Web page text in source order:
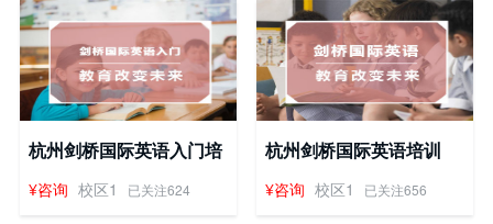
杭州剑桥国际英语入门培
训
¥咨询 校区1 已关注624
杭州剑桥国际英语培训
¥咨询 校区1 已关注656